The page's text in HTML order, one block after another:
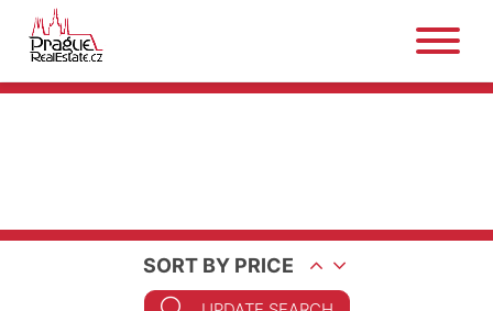
SORT BY PRICE